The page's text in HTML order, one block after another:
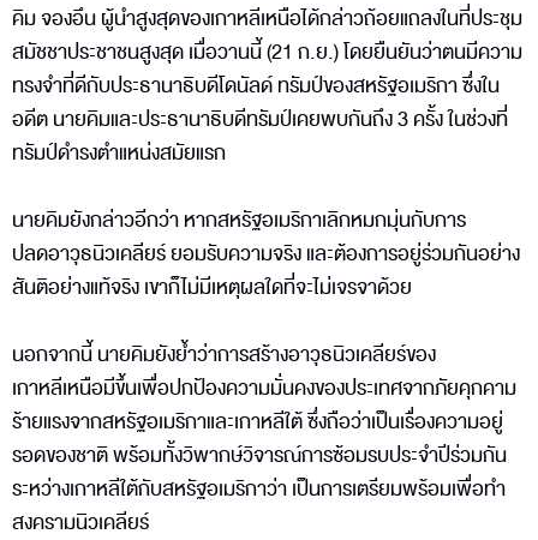
คิม จองอึน ผู้นำสูงสุดของเกาหลีเหนือได้กล่าวถ้อยแถลงในที่ประชุม
สมัชชาประชาชนสูงสุด เมื่อวานนี้ (21 ก.ย.) โดยยืนยันว่าตนมีความ
ทรงจำที่ดีกับประธานาธิบดีโดนัลด์ ทรัมป์ของสหรัฐอเมริกา ซึ่งใน
อดีต นายคิมและประธานาธิบดีทรัมป์เคยพบกันถึง 3 ครั้ง ในช่วงที่
ทรัมป์ดำรงตำแหน่งสมัยแรก
นายคิมยังกล่าวอีกว่า หากสหรัฐอเมริกาเลิกหมกมุ่นกับการ
ปลดอาวุธนิวเคลียร์ ยอมรับความจริง และต้องการอยู่ร่วมกันอย่าง
สันติอย่างแท้จริง เขาก็ไม่มีเหตุผลใดที่จะไม่เจรจาด้วย
นอกจากนี้ นายคิมยังย้ำว่าการสร้างอาวุธนิวเคลียร์ของ
เกาหลีเหนือมีขึ้นเพื่อปกป้องความมั่นคงของประเทศจากภัยคุกคาม
ร้ายแรงจากสหรัฐอเมริกาและเกาหลีใต้ ซึ่งถือว่าเป็นเรื่องความอยู่
รอดของชาติ พร้อมทั้งวิพากษ์วิจารณ์การซ้อมรบประจำปีร่วมกัน
ระหว่างเกาหลีใต้กับสหรัฐอเมริกาว่า เป็นการเตรียมพร้อมเพื่อทำ
สงครามนิวเคลียร์